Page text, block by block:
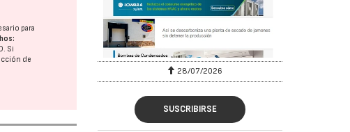
para
. Si
de
28/07/2026
SUSCRIBIRSE